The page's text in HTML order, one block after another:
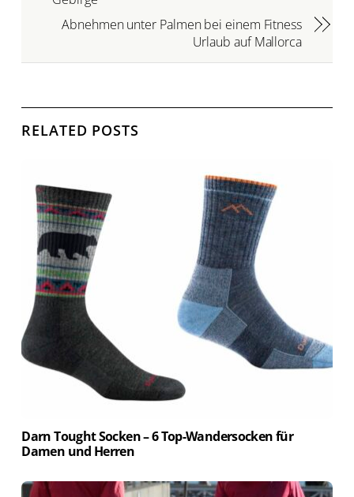
Abnehmen unter Palmen bei einem Fitness
Urlaub auf Mallorca
RELATED POSTS
Darn Tought Socken – 6 Top-Wandersocken für
Damen und Herren
Top